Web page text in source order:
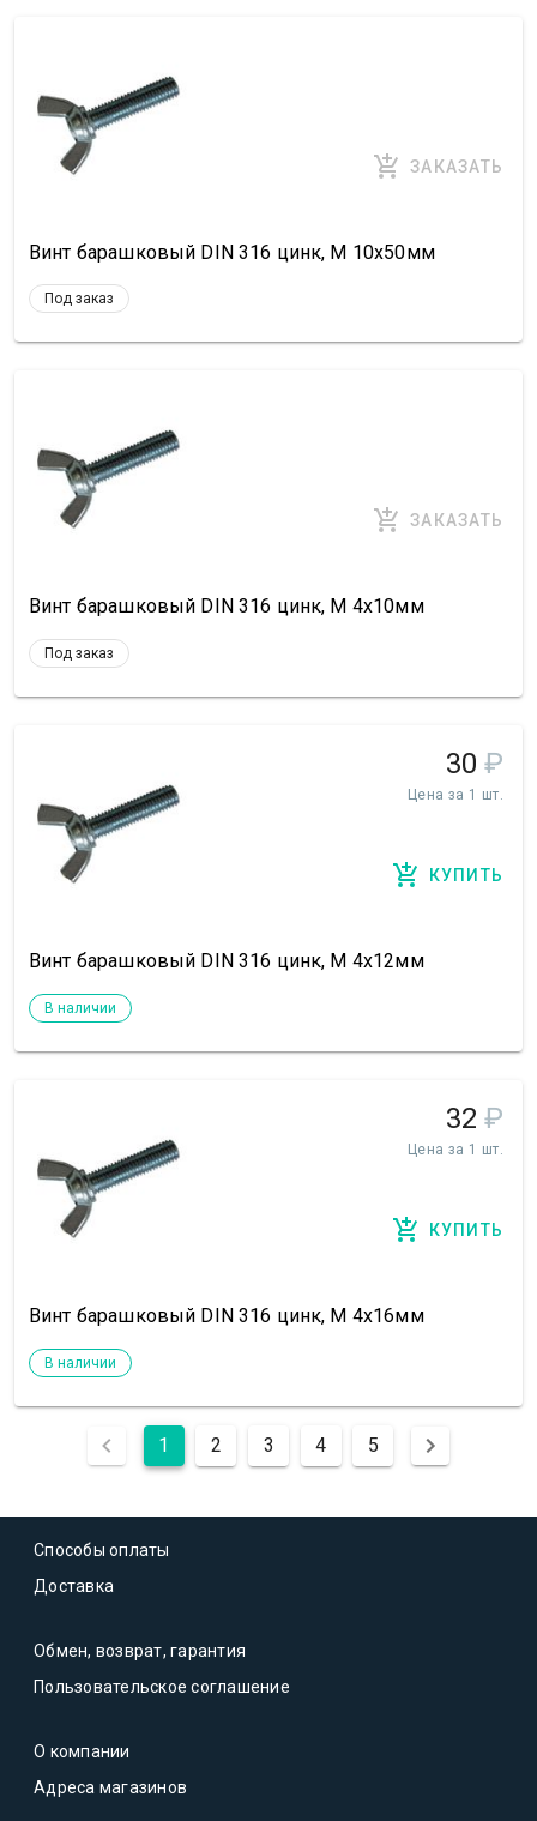
ЗАКАЗАТЬ
Винт барашковый DIN 316 цинк, М 10х50мм
Под заказ
ЗАКАЗАТЬ
Винт барашковый DIN 316 цинк, М 4х10мм
Под заказ
30 ₽
Цена за 1 шт.
КУПИТЬ
Винт барашковый DIN 316 цинк, М 4х12мм
В наличии
32 ₽
Цена за 1 шт.
КУПИТЬ
Винт барашковый DIN 316 цинк, М 4х16мм
В наличии
1 2 3 4 5
Способы оплаты
Доставка
Обмен, возврат, гарантия
Пользовательское соглашение
О компании
Адреса магазинов